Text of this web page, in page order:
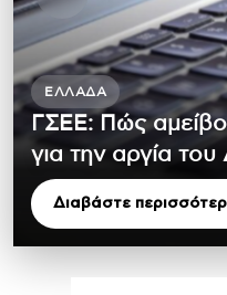
ΕΛΛΆΔΑ
ΓΣΕΕ: Πώς
για την αργία
Διαβάστε